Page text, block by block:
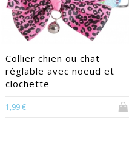
Collier chien ou chat
réglable avec noeud et
clochette
1,99 €